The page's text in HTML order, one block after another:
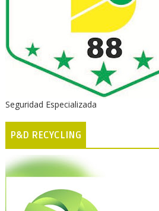
Seguridad Especializada
P&D RECYCLING